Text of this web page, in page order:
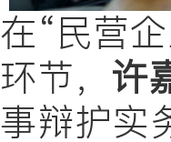
在“民营
环节， 许
事辩护实